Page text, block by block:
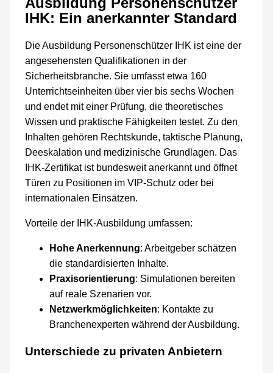
IHK: Ein anerkannter Standard
Die Ausbildung Personenschützer IHK ist eine der
angesehensten Qualifikationen in der
Sicherheitsbranche. Sie umfasst etwa 160
Unterrichtseinheiten über vier bis sechs Wochen
und endet mit einer Prüfung, die theoretisches
Wissen und praktische Fähigkeiten testet. Zu den
Inhalten gehören Rechtskunde, taktische Planung,
Deeskalation und medizinische Grundlagen. Das
IHK-Zertifikat ist bundesweit anerkannt und öffnet
Türen zu Positionen im VIP-Schutz oder bei
internationalen Einsätzen.
Vorteile der IHK-Ausbildung umfassen:
Hohe Anerkennung: Arbeitgeber schätzen
die standardisierten Inhalte.
Praxisorientierung: Simulationen bereiten
auf reale Szenarien vor.
Netzwerkmöglichkeiten: Kontakte zu
Branchenexperten während der Ausbildung.
Unterschiede zu privaten Anbietern